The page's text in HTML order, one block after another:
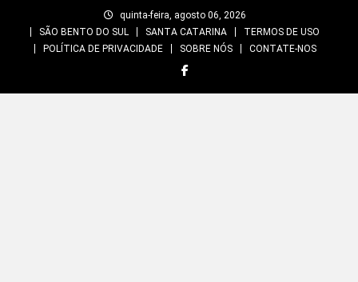
quinta-feira, agosto 06, 2026
SÃO BENTO DO SUL
SANTA CATARINA
TERMOS DE USO
POLÍTICA DE PRIVACIDADE
SOBRE NÓS CONTATE-NOS